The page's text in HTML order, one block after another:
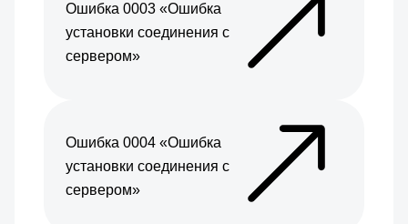
Ошибка 0003 «Ошибка
установки соединения с
сервером»
Ошибка 0004 «Ошибка
установки соединения с
сервером»